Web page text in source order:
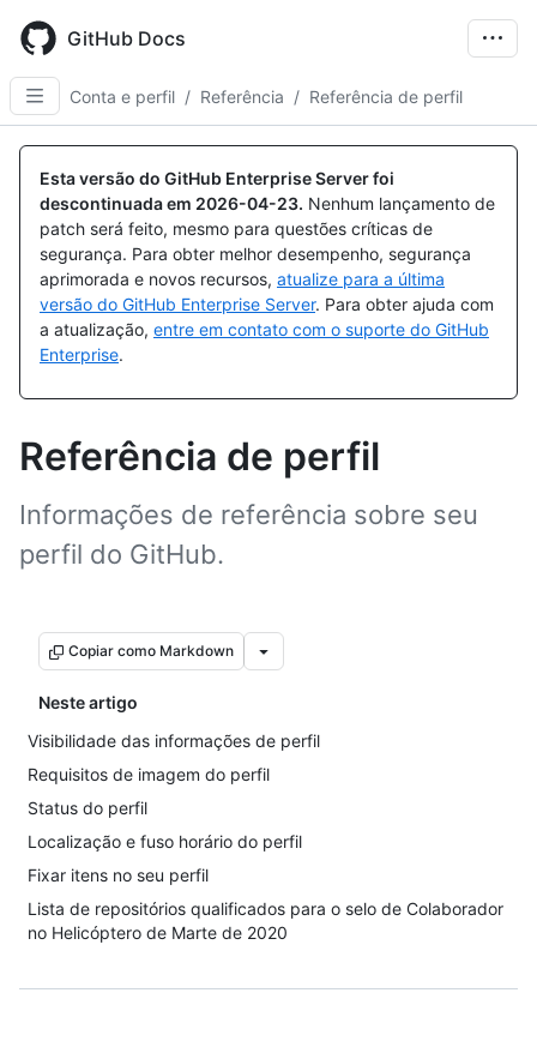
main
content
GitHub Docs
Conta e perfil / Referência / Referência de perfil
Esta versão do GitHub Enterprise Server foi
descontinuada em 2026-04-23. Nenhum lançamento de
patch será feito, mesmo para questões críticas de
segurança. Para obter melhor desempenho, segurança
aprimorada e novos recursos, atualize para a última
versão do GitHub Enterprise Server. Para obter ajuda com
a atualização, entre em contato com o suporte do GitHub
Enterprise.
Referência de perfil
Informações de referência sobre seu
perfil do GitHub.
Copiar como Markdown
Neste artigo
Visibilidade das informações de perfil
Requisitos de imagem do perfil
Status do perfil
Localização e fuso horário do perfil
Fixar itens no seu perfil
Lista de repositórios qualificados para o selo de Colaborador
no Helicóptero de Marte de 2020